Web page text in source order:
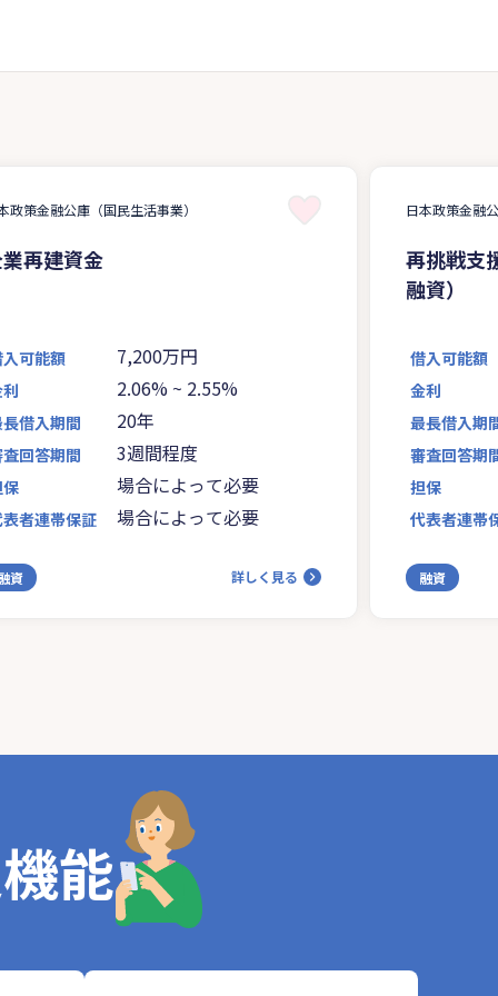
政策金融公庫（国民生活事業）
再建資金
可能額 7,200万円
2.06% ~ 2.55%
借入期間 20年
回答期間 3週間程度
場合によって必要
者連帯保証 場合によって必要
資 詳しく見る
日本政策金融
再挑戦支
融資）
借入可能額
金利
最長借入期
審査回答期
担保
代表者連帯
融資
能